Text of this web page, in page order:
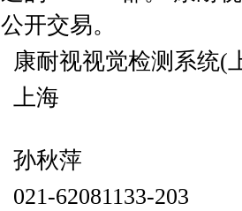
公开交易。
康耐视视觉检测系统(
上海
孙秋萍
021-62081133-203